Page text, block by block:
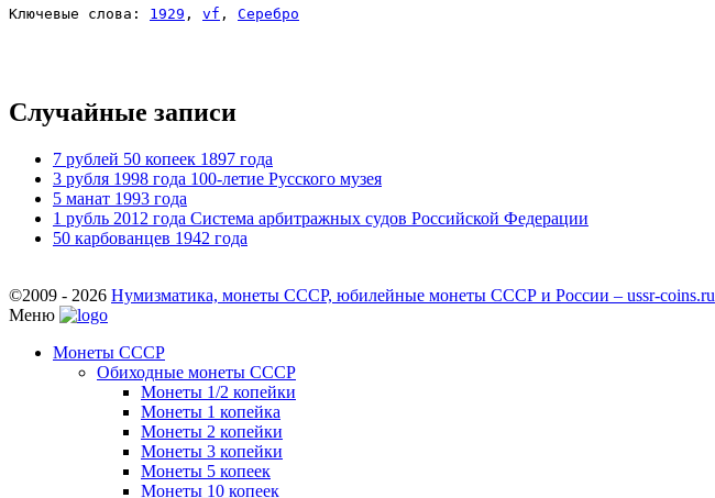
Ключевые слова: 1929 , vf , Серебро
Случайные записи
7 рублей 50 копеек 1897 года
3 рубля 1998 года 100-летие Русского музея
5 манат 1993 года
1 рубль 2012 года Система арбитражных судов Российской Федерации
50 карбованцев 1942 года
©2009 - 2026 Нумизматика, монеты СССР, юбилейные монеты СССР и России – ussr-coins.ru
Меню
Монеты СССР
Обиходные монеты СССР
Монеты 1/2 копейки
Монеты 1 копейка
Монеты 2 копейки
Монеты 3 копейки
Монеты 5 копеек
Монеты 10 копеек